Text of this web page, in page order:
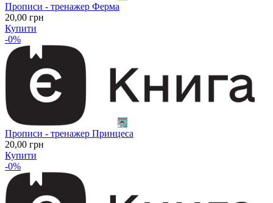
Прописи - тренажер Ферма
20,00 грн
Купити
-0%
Прописи - тренажер Принцеса
20,00 грн
Купити
-0%